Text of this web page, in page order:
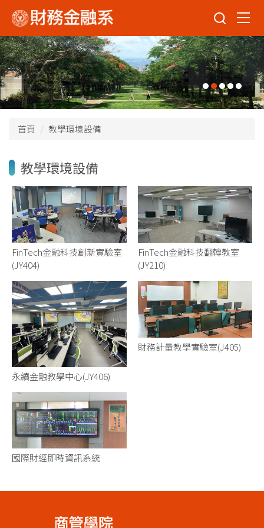
到
主
要
內
容
區
首頁 教學環境設備
教學環境設備
FinTech金融科技創新實驗室
(JY404)
FinTech金融科技翻轉教室
(JY210)
永續金融教學中心(JY406)
財務計量教學實驗室(J405)
國際財經即時資訊系統